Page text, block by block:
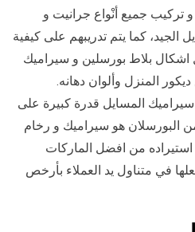
جميع أنْواع جرانيت و
الجيد، كما يتم تدريبهم على كيفية
اشكال بلاط بورسلين و سيراميك
المنزل وألوان دهانه.
المسايل قدرة كبيرة على
البورسلان هو سيراميك و رخام
من افضل الماركات
في متناول يد العملاء بأرخص